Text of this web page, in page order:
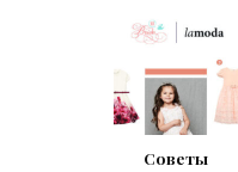
Советы